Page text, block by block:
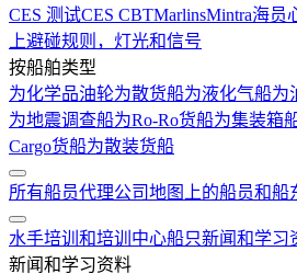
CES 测试CES CBTMarlinsMintra海员
上避碰规则，灯光和信号
按船舶类型
为化学品油轮为散货船为液化气船为
为地震调查船为Ro-Ro货船为集装箱
Cargo货船为散装货船
所有船员代理公司地图上的船员和船
水手培训和培训中心船只新闻和学习
新闻和学习资料